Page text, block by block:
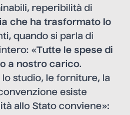
reperibilità di
che ha trasformato lo
quando si parla di
«Tutte le spese di
a nostro carico.
lo studio, le forniture, la
esiste
allo Stato conviene»: